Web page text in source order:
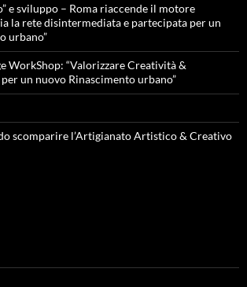
e sviluppo – Roma riaccende il motore
la rete disintermediata e partecipata per un
urbano”
WorkShop: “Valorizzare Creatività &
un nuovo Rinascimento urbano”
scomparire l’Artigianato Artistico & Creativo